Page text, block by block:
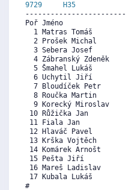
9729
H35
Poř Jméno
1 Matras
2 Prošek
3 Sebera
4 Zábranský
5 Šmahel
6 Uchytil
7
8 Roučka
9 Korecký
10
11 Fiala
12 Hlaváč
13 Krška
14 Komárek
15
16 Mareš
17 Kubala